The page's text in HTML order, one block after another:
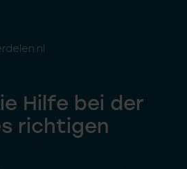
Hilfe bei der
richtigen